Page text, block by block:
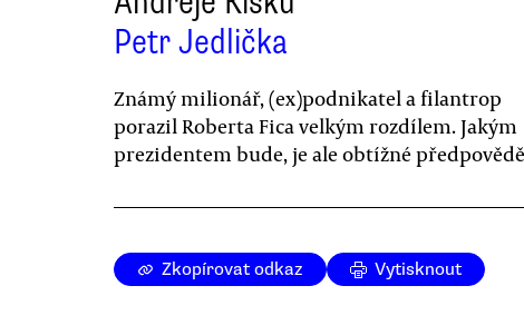
Petr Jedlička
Známý milionář, (ex)podnikatel a filantrop
porazil Roberta Fica velkým rozdílem. Jakým
prezidentem bude, je ale obtížné
Zkopírovat odkaz Vytisknout